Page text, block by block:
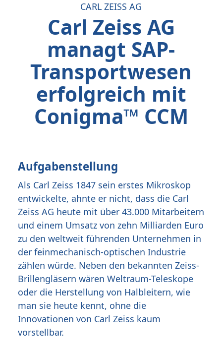
CARL ZEISS AG
Carl Zeiss AG
managt SAP-
Transportwesen
erfolgreich mit
Conigma™ CCM
Aufgabenstellung
Als Carl Zeiss 1847 sein erstes Mikroskop
entwickelte, ahnte er nicht, dass die Carl
Zeiss AG heute mit über 43.000 Mitarbeitern
und einem Umsatz von zehn Milliarden Euro
zu den weltweit führenden Unternehmen in
der feinmechanisch-optischen Industrie
zählen würde. Neben den bekannten Zeiss-
Brillengläsern wären Weltraum-Teleskope
oder die Herstellung von Halbleitern, wie
man sie heute kennt, ohne die
Innovationen von Carl Zeiss kaum
vorstellbar.